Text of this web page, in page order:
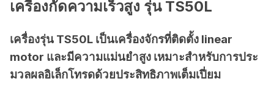
เครื่องกัดความเร็วสูง รุ่น TS50L
เครื่องรุ่น TS50L เป็นเครื่องจักรที่ติดตั้ง linear
motor และมีความแม่นยำสูง เหมาะสำหรับการประ
มวลผลอิเล็กโทรดด้วยประสิทธิภาพเต็มเปี่ยม